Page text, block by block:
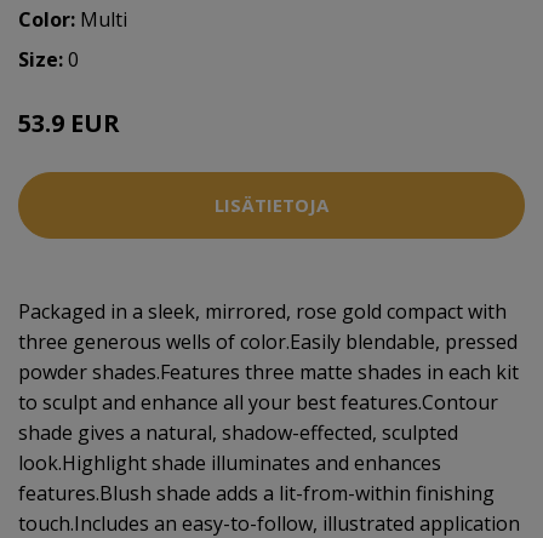
Color: Multi
Size:0
53.9 EUR
LISÄTIETOJA
Packaged in a sleek, mirrored, rose gold compact with
three generous wells of color.Easily blendable, pressed
powder shades.Features three matte shades in each kit
to sculpt and enhance all your best features.Contour
shade gives a natural, shadow-effected, sculpted
look.Highlight shade illuminates and enhances
features.Blush shade adds a lit-from-within finishing
touch.Includes an easy-to-follow, illustrated application